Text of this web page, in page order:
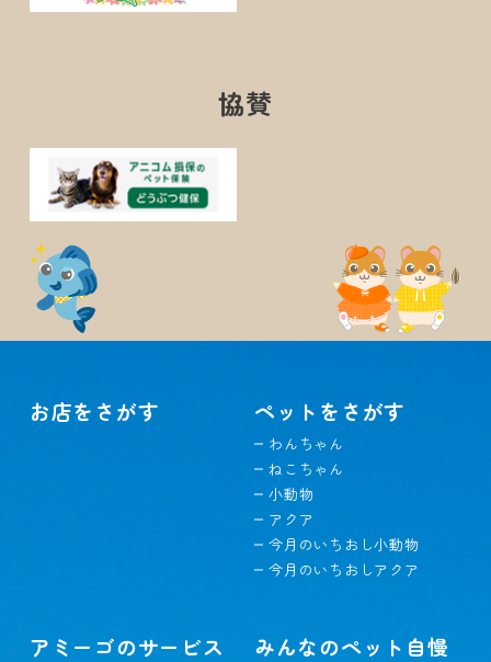
協賛
お店をさがす ペットをさがす
わんちゃん
ねこちゃん
小動物
アクア
今月のいちおし小動物
今月のいちおしアクア
アミーゴのサービス みんなのペット自慢